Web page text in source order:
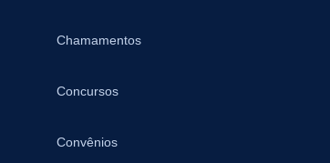
Chamamentos
Concursos
Convênios